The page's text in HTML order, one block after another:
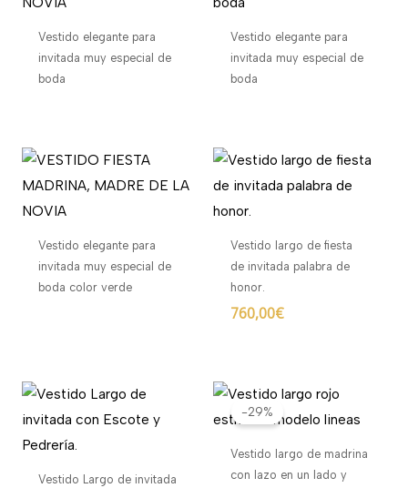
Vestido elegante para
invitada muy especial de
boda
Vestido elegante para
invitada muy especial de
boda
Vestido elegante para
invitada muy especial de
boda color verde
Vestido largo de fiesta
de invitada palabra de
honor.
760,00€
Vestido Largo de invitada
-29%
Vestido largo de madrina
con lazo en un lado y
El
precio
original
580,00€.
actual
es:
410,00€.